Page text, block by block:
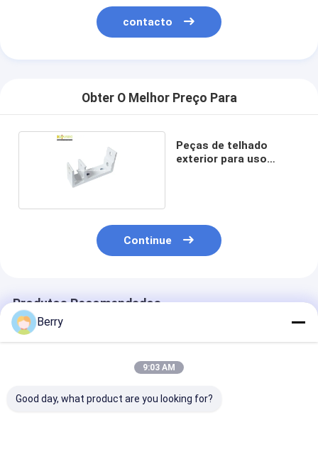
contacto
Obter O Melhor Preço Para
Peças de telhado
exterior para uso
Continue
Produtos Recomendados
Berry
9:03 AM
Good day, what product are you looking for?